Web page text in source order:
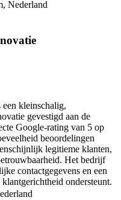
Nederland
kleinschalig,
gevestigd aan de
Google-rating van 5 op
beoordelingen
legitieme klanten,
Het bedrijf
contactgegevens en een
ondersteunt.